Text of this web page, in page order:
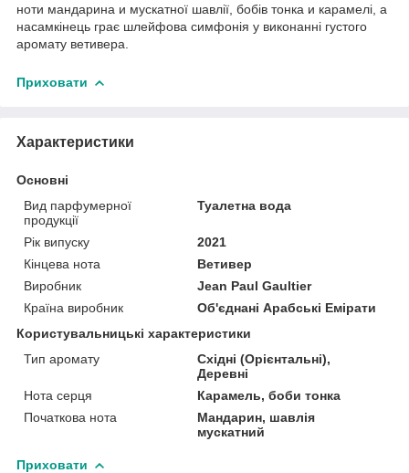
ноти мандарина и мускатної шавлії, бобів тонка и карамелі, а
насамкінець грає шлейфова симфонія у виконанні густого
аромату ветивера.
Приховати
Характеристики
Основні
Вид парфумерної
продукції
Туалетна вода
Рік випуску
2021
Кінцева нота
Ветивер
Виробник
Jean Paul Gaultier
Країна виробник
Об'єднані Арабські Емірати
Користувальницькі характеристики
Тип аромату
Східні (Орієнтальні),
Деревні
Нота серця
Карамель, боби тонка
Початкова нота
Мандарин, шавлія
мускатний
Приховати